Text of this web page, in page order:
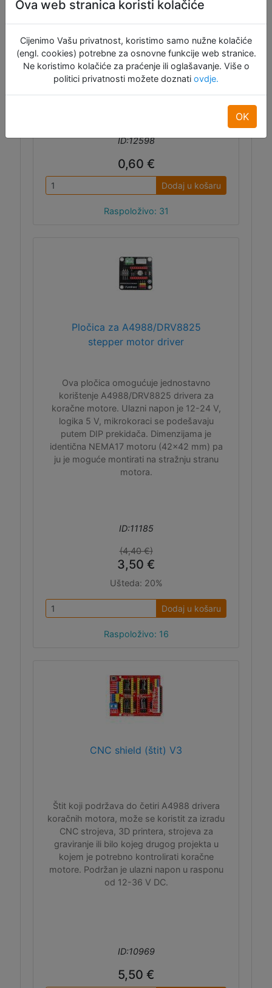
motor driverima sa samoljepivom trakom na
ID:12598
0,60 €
Dodaj u košaru
Raspoloživo: 31
Pločica za A4988/DRV8825
stepper motor driver
Ova pločica omogućuje jednostavno
korištenje A4988/DRV8825 drivera za
koračne motore. Ulazni napon je 12-24 V,
logika 5 V, mikrokoraci se podešavaju
putem DIP prekidača. Dimenzijama je
identična NEMA17 motoru (42x42 mm) pa
ju je moguće montirati na stražnju stranu
motora.
ID:11185
(4,40 €)
3,50 €
Ušteda: 20%
Dodaj u košaru
Raspoloživo: 16
CNC shield (štit) V3
Štit koji podržava do četiri A4988 drivera
koračnih motora, može se koristit za izradu
CNC strojeva, 3D printera, strojeva za
graviranje ili bilo kojeg drugog projekta u
kojem je potrebno kontrolirati koračne
motore. Podržan je ulazni napon u rasponu
od 12-36 V DC.
ID:10969
5,50 €
Ova web stranica koristi kolačiće
Cijenimo Vašu privatnost, koristimo samo nužne kolačiće
(engl. cookies) potrebne za osnovne funkcije web stranice.
Ne koristimo kolačiće za praćenje ili oglašavanje. Više o
politici privatnosti možete doznati ovdje.
OK